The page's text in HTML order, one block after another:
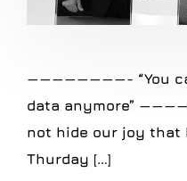
————————- “You
data anymore”
not hide our joy that
Thurday […]